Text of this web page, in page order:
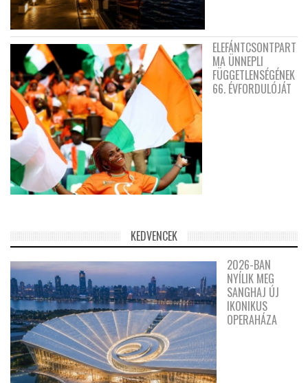
ELEFÁNTCSONTPART
MA ÜNNEPLI
FÜGGETLENSÉGÉNEK
66. ÉVFORDULÓJÁT
KEDVENCEK
2026-BAN
NYÍLIK MEG
SANGHAJ ÚJ
IKONIKUS
OPERAHÁZA